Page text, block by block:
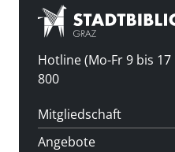
Hotline (Mo-Fr 9 bis
800
Mitgliedschaft
Angebote